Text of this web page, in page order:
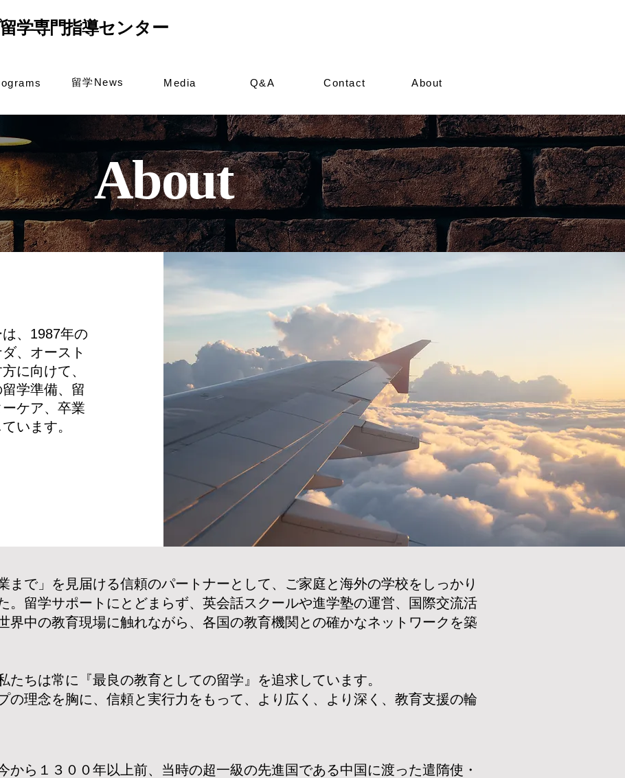
学専門指導センター
留学News Media Q&A Contact About
About
、 1987年の
、オースト
に向けて、
学準備、留
ケア、卒業
います。
まで」を見届ける信頼のパートナーとして、ご家庭と海外の学校をしっかり
。留学サポートにとどまらず、英会話スクールや進学塾の運営、国際交流活
界中の教育現場に触れながら、各国の教育機関との確かなネットワークを築
たちは常に『最良の教育としての留学』を追求しています。
の理念を胸に、信頼と実行力をもって、より広く、より深く、教育支援の輪
から１３００年以上前、当時の超一級の先進国である中国に渡った遣隋使・